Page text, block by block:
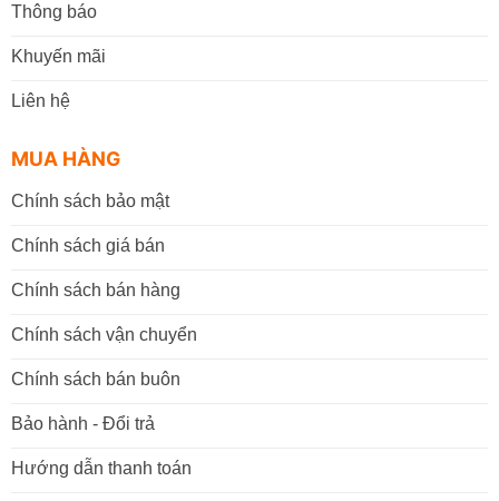
Thông báo
Khuyến mãi
Liên hệ
MUA HÀNG
Chính sách bảo mật
Chính sách giá bán
Chính sách bán hàng
Chính sách vận chuyển
Chính sách bán buôn
Bảo hành - Đổi trả
Hướng dẫn thanh toán